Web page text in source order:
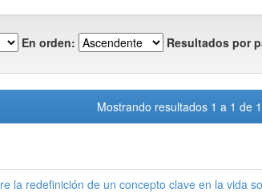
En orden: Resultados por
Mostrando resultados 1 a 1 de 1
la redefinición de un concepto clave en la vida